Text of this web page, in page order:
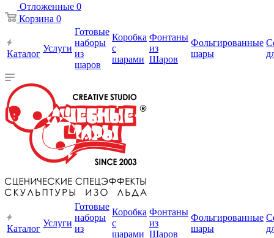
Отложенные 0
Корзина 0
Каталог
Услуги
Готовые
наборы
из
шаров
Коробка
с
шарами
Фонтаны
из
Шаров
Фольгированные
шары
Каталог
Услуги
Готовые
наборы
из
Коробка
с
шарами
Фонтаны
из
Шаров
Фольгированные
шары